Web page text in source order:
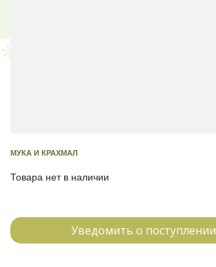
МУКА И КРАХМАЛ
Товара нет в наличии
Уведомить о поступлении